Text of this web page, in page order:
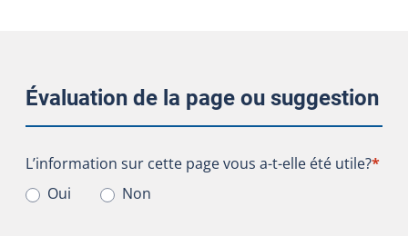
Évaluation de la page ou suggestion
L’information sur cette page vous a-t-elle été utile?
L’information sur cette page vous a-t-elle été utile?*
Oui
Non